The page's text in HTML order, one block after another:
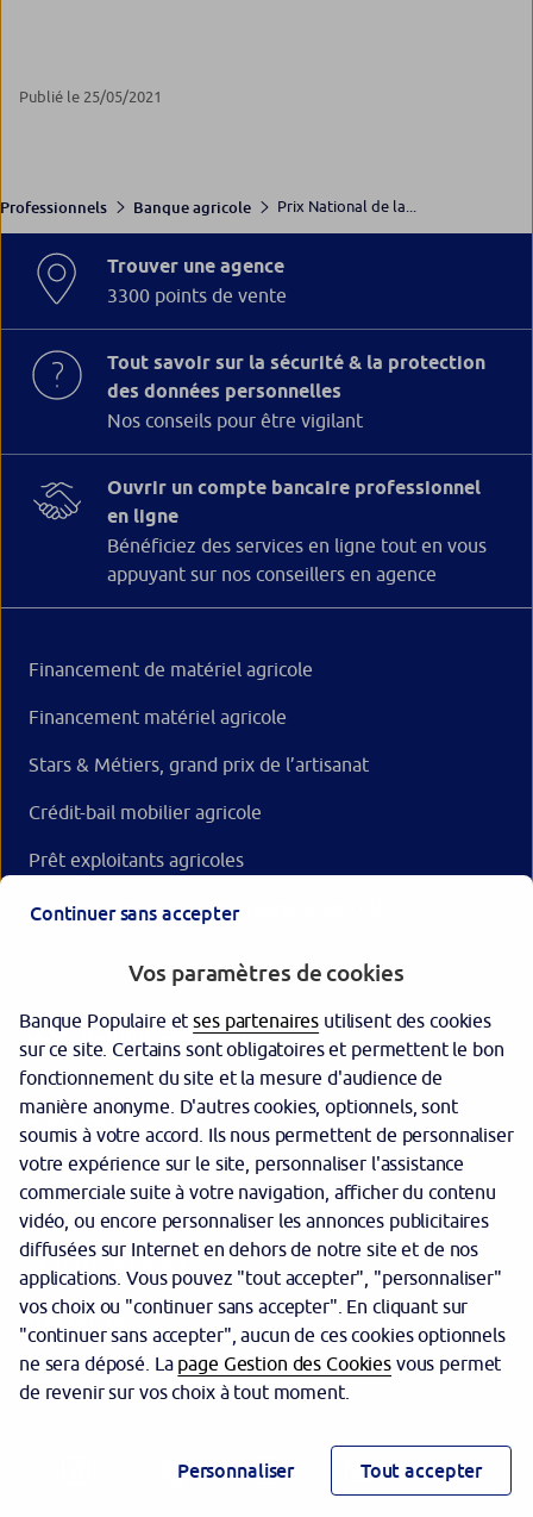
Publié le 25/05/2021
Professionnels Banque agricole Prix National de la...
Trouver une agence
3300 points de vente
Tout savoir sur la sécurité & la protection
des données personnelles
Nos conseils pour être vigilant
Ouvrir un compte bancaire professionnel
en ligne
Bénéficiez des services en ligne tout en vous
appuyant sur nos conseillers en agence
Financement de matériel agricole
Financement matériel agricole
Stars & Métiers, grand prix de l’artisanat
Crédit-bail mobilier agricole
Prêt exploitants agricoles
OptiPlus Agri : solution d'épargne agricole
Liens utiles
FAQs
Nous contacter
Clôturer un produit
Nos offres
Votre Banque Populaire
Continuer sans accepter
Vos paramètres de cookies
Banque Populaire etses partenaires utilisent des cookies
sur ce site. Certains sont obligatoires et permettent le bon
fonctionnement du site et la mesure d'audience de
manière anonyme. D'autres cookies, optionnels, sont
soumis à votre accord. Ils nous permettent de personnaliser
votre expérience sur le site, personnaliser l'assistance
commerciale suite à votre navigation, afficher du contenu
vidéo, ou encore personnaliser les annonces publicitaires
diffusées sur Internet en dehors de notre site et de nos
applications. Vous pouvez "tout accepter", "personnaliser"
vos choix ou "continuer sans accepter". En cliquant sur
"continuer sans accepter", aucun de ces cookies optionnels
ne sera déposé. La page Gestion des Cookiesvous permet
de revenir sur vos choix à tout moment.
Personnaliser Tout accepter